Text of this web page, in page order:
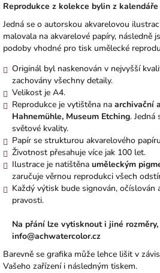
Reprodukce z kolekce bylin z
Jedná se o autorskou akvarelovou
malovala na akvarelové papíry, následně
podoby vhodné pro tisk umělecké
Originál byl naskenován v nejvyšší
zachovány všechny detaily.
Velikost je A4.
Reprodukce je vytištěna na archivační
Hahnemühle, Museum Etching. Jedná
světové kvality.
Papír se strukturou akvarelového
Životnost přesahuje více jak 100 let.
Ilustrace je natištěna uměleckým
zaručuje věrnou reprodukci všech
Každý výtisk bude signován, očíslován
pravosti.
Na přání lze vytisknout i jiné
info@achwatercolor.cz
Barevně se grafika může lehce lišit v
Vašeho zařízení i následným tiskem.